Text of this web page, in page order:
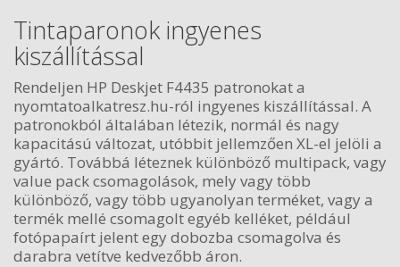
Tintaparonok ingyenes
kiszállítással
Rendeljen HP Deskjet F4435 patronokat a
nyomtatoalkatresz.hu-ról ingyenes kiszállítással. A
patronokból általában létezik, normál és nagy
kapacitású változat, utóbbit jellemzően XL-el jelöli a
gyártó. Továbbá léteznek különböző multipack, vagy
value pack csomagolások, mely vagy több
különböző, vagy több ugyanolyan terméket, vagy a
termék mellé csomagolt egyéb kelléket, például
fotópapaírt jelent egy dobozba csomagolva és
darabra vetítve kedvezőbb áron.